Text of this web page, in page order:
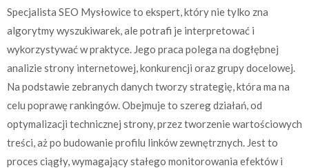
Specjalista SEO Mysłowice to ekspert, który nie tylko zna
algorytmy wyszukiwarek, ale potrafi je interpretować i
wykorzystywać w praktyce. Jego praca polega na dogłębnej
analizie strony internetowej, konkurencji oraz grupy docelowej.
Na podstawie zebranych danych tworzy strategię, która ma na
celu poprawę rankingów. Obejmuje to szereg działań, od
optymalizacji technicznej strony, przez tworzenie wartościowych
treści, aż po budowanie profilu linków zewnętrznych. Jest to
proces ciągły, wymagający stałego monitorowania efektów i